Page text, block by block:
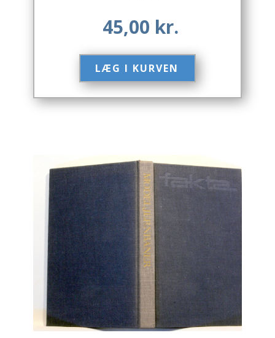
Bryggerier
Computer / IT
Design
Drikkevare / Øl / Vin
Erhverv
Europa
Fantasy / Sciencefiction
Filosofi
Håndarbejde
Håndværk
Historie
45,00 kr.
LÆG I KURVEN​